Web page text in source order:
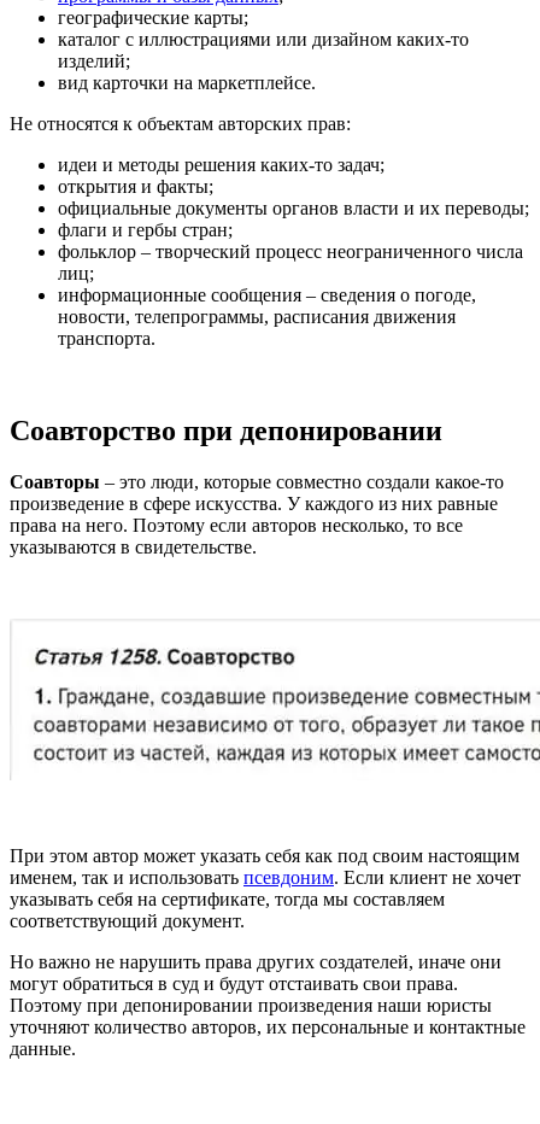
географические карты;
каталог с иллюстрациями или дизайном каких-то
изделий;
вид карточки на маркетплейсе.
Не относятся к объектам авторских прав:
идеи и методы решения каких-то задач;
открытия и факты;
официальные документы органов власти и их переводы;
флаги и гербы стран;
фольклор – творческий процесс неограниченного числа
лиц;
информационные сообщения – сведения о погоде,
новости, телепрограммы, расписания движения
транспорта.
Соавторство при депонировании
Соавторы – это люди, которые совместно создали какое-то
произведение в сфере искусства. У каждого из них равные
права на него. Поэтому если авторов несколько, то все
указываются в свидетельстве.
При этом автор может указать себя как под своим настоящим
именем, так и использовать псевдоним. Если клиент не хочет
указывать себя на сертификате, тогда мы составляем
соответствующий документ.
Но важно не нарушить права других создателей, иначе они
могут обратиться в суд и будут отстаивать свои права.
Поэтому при депонировании произведения наши юристы
уточняют количество авторов, их персональные и контактные
данные.